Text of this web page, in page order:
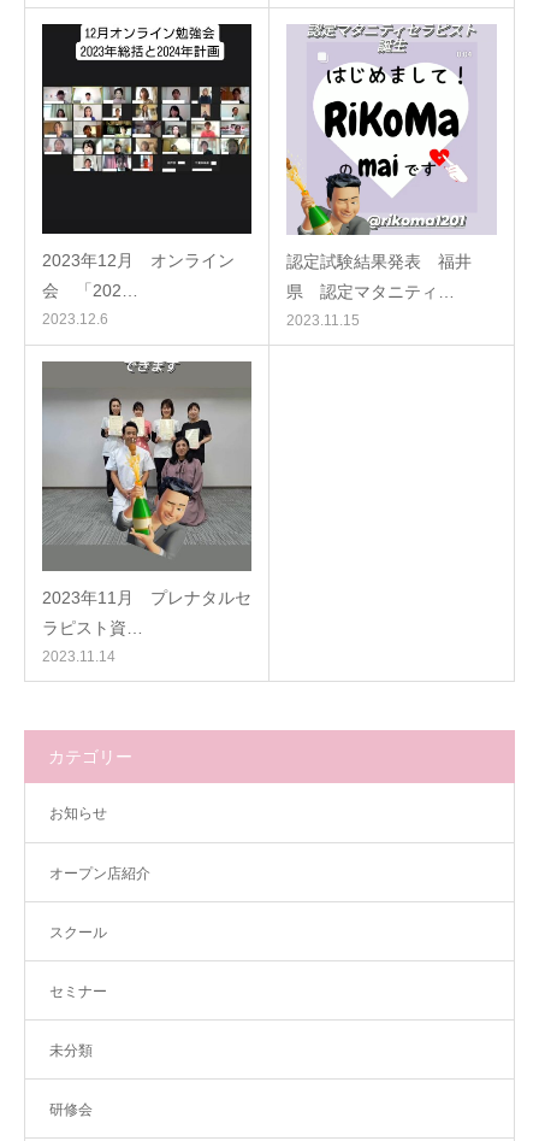
2023年12月 オンライン
会 「202…
2023.12.6
認定試験結果発表 福井
県 認定マタニティ…
2023.11.15
2023年11月 プレナタルセ
ラピスト資…
2023.11.14
カテゴリー
お知らせ
オープン店紹介
スクール
セミナー
未分類
研修会